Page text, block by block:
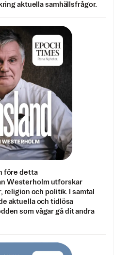
aktuella samhällsfrågor.
före detta
Westerholm utforskar
och politik. I samtal
aktuella och tidlösa
som vågar gå dit andra